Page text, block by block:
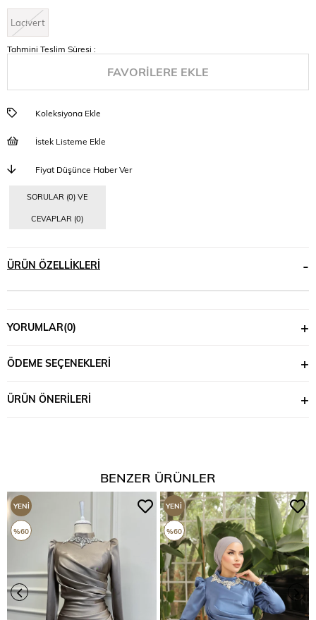
Lacivert
Tahmini Teslim Süresi :
FAVORILERE EKLE
Koleksiyona Ekle
İstek Listeme Ekle
Fiyat Düşünce Haber Ver
SORULAR (0) VE
CEVAPLAR (0)
ÜRÜN ÖZELLIKLERI
YORUMLAR(0)
ÖDEME SEÇENEKLERI
ÜRÜN ÖNERILERI
BENZER ÜRÜNLER
YENI
ÜRÜN
%60
YENI
ÜRÜN
%60